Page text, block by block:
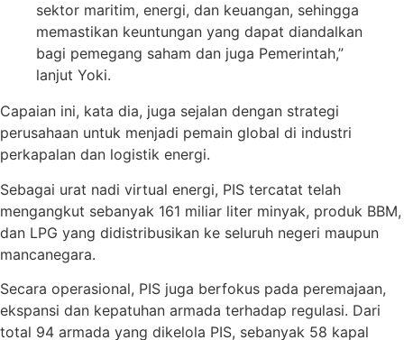
sektor maritim, energi, dan keuangan, sehingga
memastikan keuntungan yang dapat diandalkan
bagi pemegang saham dan juga Pemerintah,”
lanjut Yoki.
Capaian ini, kata dia, juga sejalan dengan strategi
perusahaan untuk menjadi pemain global di industri
perkapalan dan logistik energi.
Sebagai urat nadi virtual energi, PIS tercatat telah
mengangkut sebanyak 161 miliar liter minyak, produk BBM,
dan LPG yang didistribusikan ke seluruh negeri maupun
mancanegara.
Secara operasional, PIS juga berfokus pada peremajaan,
ekspansi dan kepatuhan armada terhadap regulasi. Dari
total 94 armada yang dikelola PIS, sebanyak 58 kapal